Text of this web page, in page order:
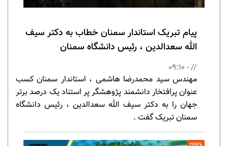
پیام تبریک استاندار سمنان خطاب به دکتر سیف
الله سعدالدین ، رئیس دانشگاه سمنان
// - 09:10
مهندس سید محمدرضا هاشمی ، استاندار سمنان کسب
عنوان پرافتخار دانشمند پژوهشگر پر استناد یک درصد برتر
جهان را به دکتر سیف الله سعدالدین ، رئیس دانشگاه
سمنان تبریک گفت .